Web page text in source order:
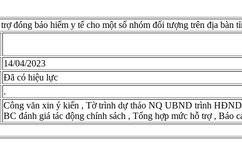
đóng bảo hiểm y tế cho một số nhóm đối tượng trên địa bàn
14/04/2023
Đã có hiệu lực
.
Công văn xin ý kiến , Tờ trình dự thảo NQ UBND trình HĐND
BC đánh giá tác động chính sách , Tổng hợp mức hỗ trợ , Báo